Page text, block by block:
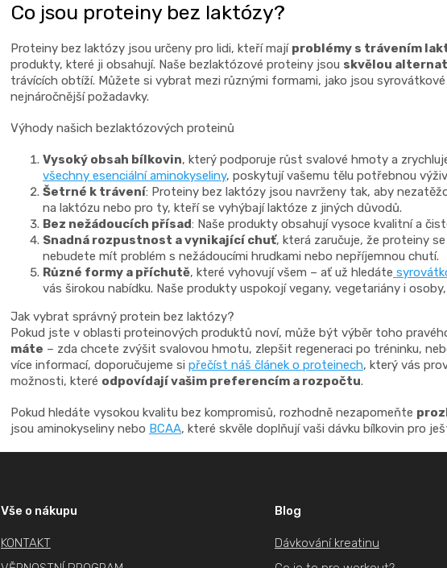
á
d
a
r
v
k
y
v
ý
p
i
u
Co jsou proteiny bez laktózy?
Proteiny bez laktózy jsou určeny pro lidi, kteří mají problémy s trávením
produkty, které ji obsahují. Naše bezlaktózové proteiny jsou skvělou
trávících obtíží. Můžete si vybrat mezi různými formami, jako jsou
nejnáročnější požadavky.
Výhody našich bezlaktózových proteinů
Vysoký obsah bílkovin, který podporuje růst svalové hmoty a
všechny esenciální aminokyseliny, poskytují vašemu tělu potřebnou
Šetrné k trávení: Proteiny bez laktózy jsou navrženy tak, aby
na laktózu nebo pro ty, kteří se vyhýbají laktóze z jiných důvodů.
Bez nežádoucích přísad: Naše produkty obsahují vysoce kvalitní a
Snadná rozpustnost a vynikající chuť, která zaručuje, že proteiny
nebudete mít problém s nežádoucími hrudkami nebo nepříjemnou chutí.
Různé formy a příchutě, které vyhovují všem – ať už hledáte
vás širokou nabídku. Naše produkty uspokojí vegany, vegetariány i
Jak vybrat správný protein bez laktózy?
Pokud jste v oblasti proteinových produktů noví, může být výběr toho
máte – zda chcete zvýšit svalovou hmotu, zlepšit regeneraci po tréninku,
více informací, doporučujeme si přečíst náš článek o proteinech, který vás
možnosti, které odpovídají vašim preferencím a rozpočtu.
Pokud hledáte vysokou kvalitu bez kompromisů, rozhodně nezapomeňte
jsou aminokyseliny nebo BCAA, které skvěle doplňují vaši dávku bílkovin pro
Vše o nákupu
KONTAKT
Blog
Dávkování kreatinu